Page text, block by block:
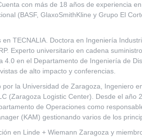
con más de 18 años de experiencia
(BASF, GlaxoSmithKline y Grupo El
en TECNALIA. Doctora en Ingeniería
Experto universitario en cadena
en el Departamento de Ingeniería de
de alto impacto y conferencias.
por la Universidad de Zaragoza, Ingeniero
(Zaragoza Logistic Center). Desde el año
de Operaciones como
(KAM) gestionando varios de los
en Linde + Wiemann Zaragoza y